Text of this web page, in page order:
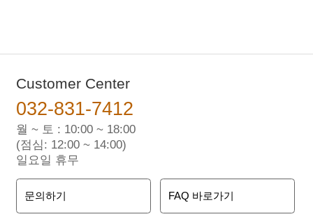
Customer Center
032-831-7412
월 ~ 토 : 10:00 ~ 18:00
(점심: 12:00 ~ 14:00)
일요일 휴무
문의하기 FAQ 바로가기